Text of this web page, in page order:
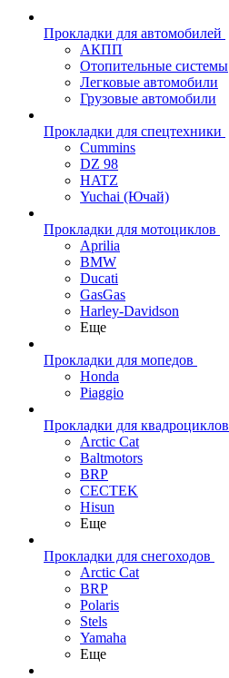
Прокладки для автомобилей
АКПП
Отопительные системы
Легковые автомобили
Грузовые автомобили
Прокладки для спецтехники
Cummins
DZ 98
HATZ
Yuchai (Ючай)
Прокладки для мотоциклов
Aprilia
BMW
Ducati
GasGas
Harley-Davidson
Еще
Прокладки для мопедов
Honda
Piaggio
Прокладки для квадроциклов
Arctic Cat
Baltmotors
BRP
CECTEK
Hisun
Еще
Прокладки для снегоходов
Arctic Cat
BRP
Polaris
Stels
Yamaha
Еще